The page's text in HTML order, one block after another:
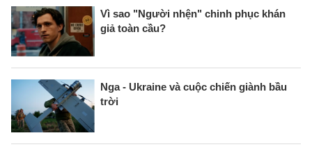
Vì sao "Người nhện" chinh phục khán
giả toàn cầu?
Nga - Ukraine và cuộc chiến giành bầu
trời